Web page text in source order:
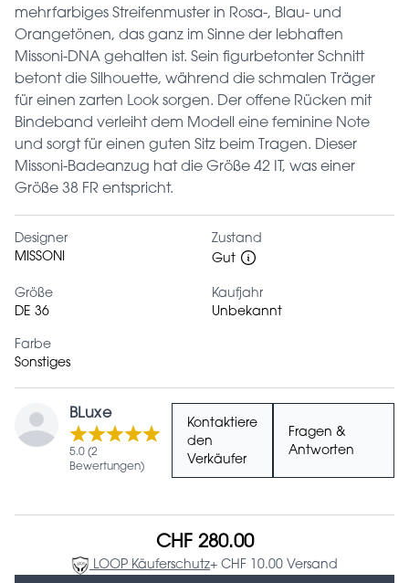
mehrfarbiges Streifenmuster in Rosa-, Blau- und
Orangetönen, das ganz im Sinne der lebhaften
Missoni-DNA gehalten ist. Sein figurbetonter Schnitt
betont die Silhouette, während die schmalen Träger
für einen zarten Look sorgen. Der offene Rücken mit
Bindeband verleiht dem Modell eine feminine Note
und sorgt für einen guten Sitz beim Tragen. Dieser
Missoni-Badeanzug hat die Größe 42 IT, was einer
Größe 38 FR entspricht.
Designer
MISSONI
Zustand
Gut
Größe
DE 36
Kaufjahr
Unbekannt
Farbe
Sonstiges
BLuxe
5.0 (2
Bewertungen)
Kontaktiere
den
Verkäufer
Fragen &
Antworten
CHF 280.00
LOOP Käuferschutz+ CHF 10.00 Versand